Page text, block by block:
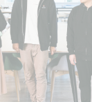
プライバシーポリシ
約 よくある質問 サ
Atrae, Inc. All Right
（金融/不動産/コン